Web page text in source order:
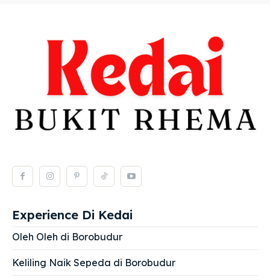
Experience Di Kedai
Oleh Oleh di Borobudur
Keliling Naik Sepeda di Borobudur